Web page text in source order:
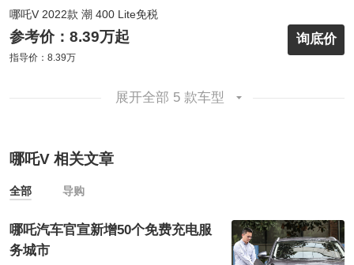
哪吒V 2022款 潮 400 Lite免税
参考价：8.39万起
指导价：8.39万
询底价
展开全部 5 款车型
哪吒V 相关文章
全部 导购
哪吒汽车官宣新增50个免费充电服
务城市